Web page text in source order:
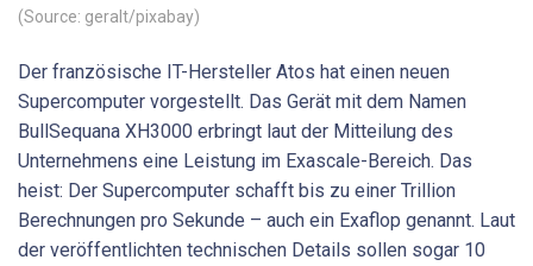
(Source: geralt/pixabay)
Der französische IT-Hersteller Atos hat einen neuen
Supercomputer vorgestellt. Das Gerät mit dem Namen
BullSequana XH3000 erbringt laut der Mitteilung des
Unternehmens eine Leistung im Exascale-Bereich. Das
heist: Der Supercomputer schafft bis zu einer Trillion
Berechnungen pro Sekunde – auch ein Exaflop genannt. Laut
der veröffentlichten technischen Details sollen sogar 10